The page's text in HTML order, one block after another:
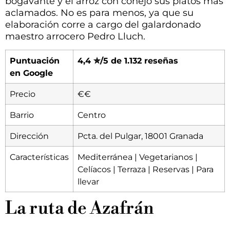
aclamados. No es para menos, ya que su
elaboración corre a cargo del galardonado
maestro arrocero Pedro Lluch.
Puntuación
en Google
4,4 ✮/5 de 1.132 reseñas
Precio €€
Barrio Centro
Dirección Pcta. del Pulgar, 18001 Granada
Características
Mediterránea | Vegetarianos |
Celíacos | Terraza | Reservas | Para
llevar
La ruta de Azafrán